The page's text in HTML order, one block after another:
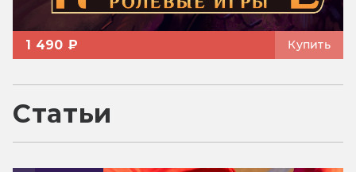
1 490 ₽ Купить
Статьи